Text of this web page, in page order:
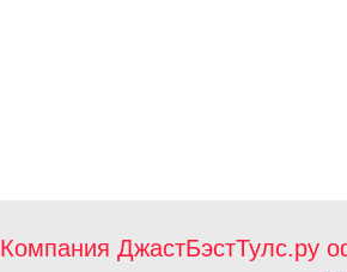
Компания ДжастБэстТулс.ру